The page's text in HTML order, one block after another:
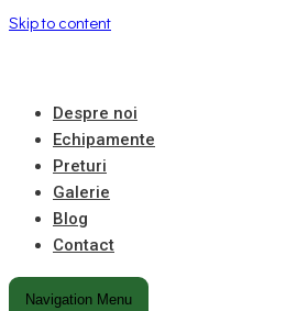
Skip to content
Despre noi
Echipamente
Preturi
Galerie
Blog
Contact
Navigation Menu